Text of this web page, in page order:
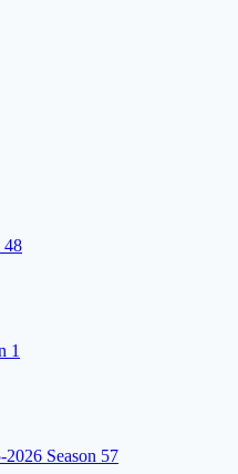
48
1
Season 57